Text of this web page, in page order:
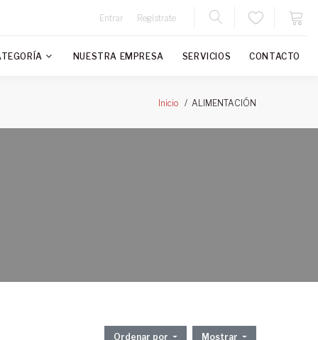
Entrar Regístrate
NUESTRA EMPRESA SERVICIOS CONTACTO
Inicio ALIMENTACIÓN
Ordenar por Mostrar